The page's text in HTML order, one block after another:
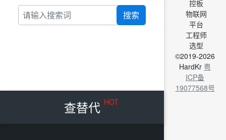
搜索
查替代 HOT
控板
物联网
平台
工程师
选型
©2019-2026
HardKr 粤
ICP备
19077568号